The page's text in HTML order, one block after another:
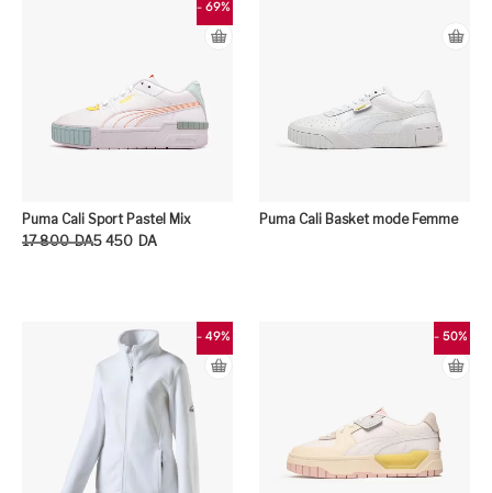
- 69%
Puma Cali Sport Pastel Mix
17 800 DA
Le prix initial était : 17 800DA.
5 450 DA
Le prix actuel est : 5 450DA.
Puma Cali Basket mode Femme
- 49% - 50%